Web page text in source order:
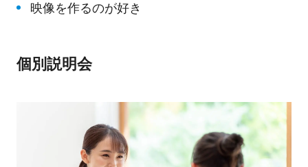
映像を作るのが好き
個別説明会